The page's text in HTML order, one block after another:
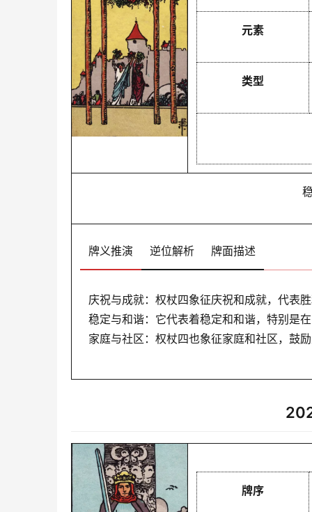
元素
类型
牌义推演 逆位解析 牌面描述
庆祝与成就：权杖四象征庆祝和成就，代表
稳定与和谐：它代表着稳定和和谐，特别是
家庭与社区：权杖四也象征家庭和社区，鼓
牌序